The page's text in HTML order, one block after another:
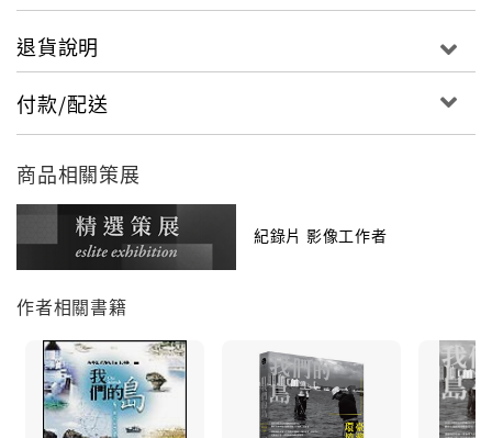
退貨說明
付款/配送
商品相關策展
紀錄片 影像工作者
作者相關書籍